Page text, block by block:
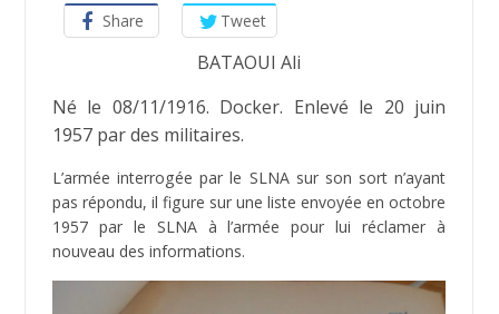
Share Tweet
BATAOUI Ali
Né le 08/11/1916. Docker. Enlevé le 20 juin
1957 par des militaires.
L’armée interrogée par le SLNA sur son sort n’ayant
pas répondu, il figure sur une liste envoyée en octobre
1957 par le SLNA à l’armée pour lui réclamer à
nouveau des informations.